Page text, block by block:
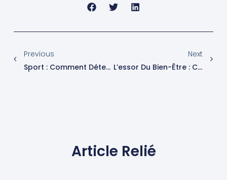
Previous
Sport : Comment Détecter Les Signes D’un Surentraînement
Next
L’essor Du Bien-Être : Comment Les Réseaux Sociaux Transforment Notre Approche De La Santé Mentale
Article Relié